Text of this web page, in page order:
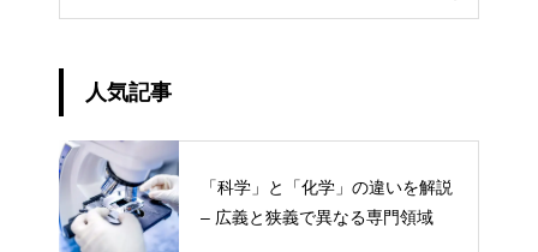
人気記事
「科学」と「化学」の違いを解説
– 広義と狭義で異なる専門領域